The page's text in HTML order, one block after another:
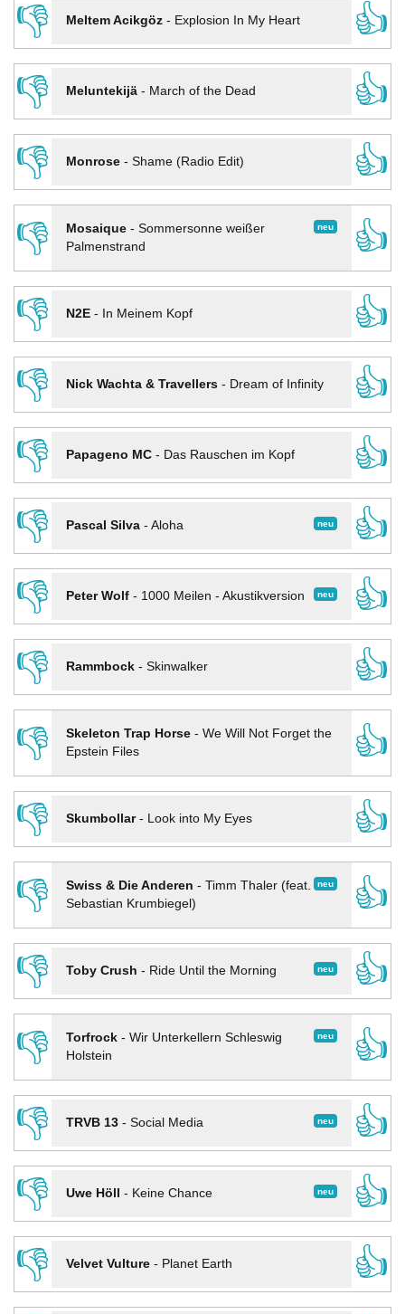
👎
Meltem Acikgöz- Explosion In My Heart
👍
👎
Meluntekijä- March of the Dead
👍
👎
Monrose- Shame (Radio Edit)
👍
👎
neu
Mosaique- Sommersonne weißer
Palmenstrand
👍
👎
N2E- In Meinem Kopf
👍
👎
Nick Wachta & Travellers- Dream of Infinity
👍
👎
Papageno MC- Das Rauschen im Kopf
👍
👎
neu
Pascal Silva- Aloha
👍
👎
neu
Peter Wolf- 1000 Meilen - Akustikversion
👍
👎
Rammbock- Skinwalker
👍
👎
Skeleton Trap Horse- We Will Not Forget the
Epstein Files
👍
👎
Skumbollar- Look into My Eyes
👍
👎
neu
Swiss & Die Anderen - Timm Thaler (feat.
Sebastian Krumbiegel)
👍
👎
neu
Toby Crush - Ride Until the Morning
👍
👎
neu
Torfrock- Wir Unterkellern Schleswig
Holstein
👍
👎
neu
TRVB 13- Social Media
👍
👎
neu
Uwe Höll - Keine Chance
👍
👎
Velvet Vulture- Planet Earth
👍